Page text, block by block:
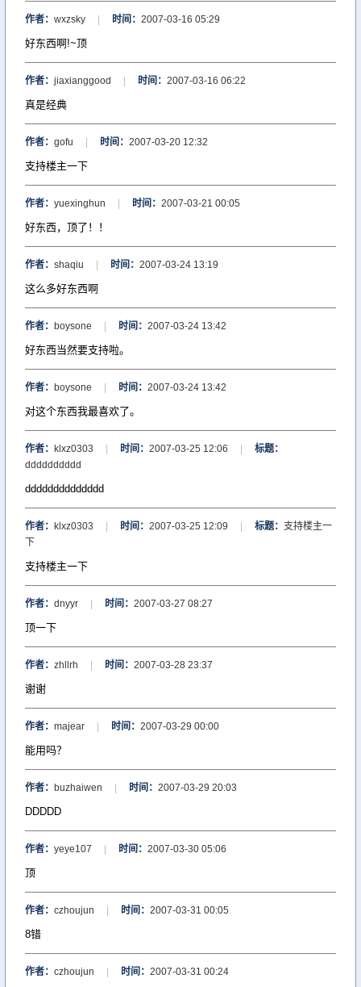
作者： wxzsky 时间： 2007-03-16 05:29
好东西啊!~顶
作者： jiaxianggood 时间： 2007-03-16 06:22
真是经典
作者： gofu 时间： 2007-03-20 12:32
支持楼主一下
作者： yuexinghun 时间： 2007-03-21 00:05
好东西，顶了！！
作者： shaqiu 时间： 2007-03-24 13:19
这么多好东西啊
作者： boysone 时间： 2007-03-24 13:42
好东西当然要支持啦。
作者： boysone 时间： 2007-03-24 13:42
对这个东西我最喜欢了。
作者： klxz0303 时间： 2007-03-25 12:06
标题：
dddddddddd
dddddddddddddd
作者： klxz0303 时间： 2007-03-25 12:09 标题： 支持楼主一
下
支持楼主一下
作者： dnyyr 时间： 2007-03-27 08:27
顶一下
作者： zhllrh 时间： 2007-03-28 23:37
谢谢
作者： majear 时间： 2007-03-29 00:00
能用吗？
作者： buzhaiwen 时间： 2007-03-29 20:03
DDDDD
作者： yeye107 时间： 2007-03-30 05:06
顶
作者： czhoujun 时间： 2007-03-31 00:05
8错
作者： czhoujun 时间： 2007-03-31 00:24